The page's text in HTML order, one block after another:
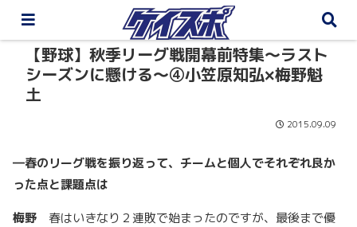
【野球】秋季リーグ戦開幕前特集～ラスト
シーズンに懸ける～④小笠原知弘×梅野魁
土
2015.09.09
―春のリーグ戦を振り返って、チームと個人でそれぞれ良か
った点と課題点は
梅野 春はいきなり２連敗で始まったのですが、最後まで優